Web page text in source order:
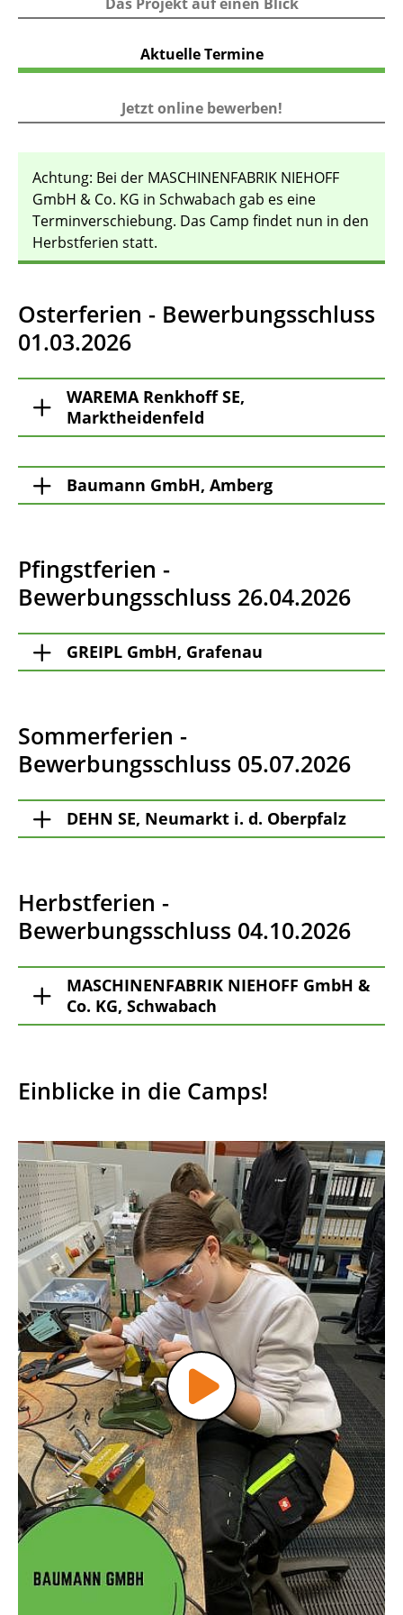
Aktuelle Termine
Jetzt online bewerben!
Achtung: Bei der MASCHINENFABRIK NIEHOFF
GmbH & Co. KG in Schwabach gab es eine
Terminverschiebung. Das Camp findet nun in den
Herbstferien statt.
Osterferien - Bewerbungsschluss
01.03.2026
WAREMA Renkhoff SE,
Marktheidenfeld
Baumann GmbH, Amberg
Pfingstferien -
Bewerbungsschluss 26.04.2026
GREIPL GmbH, Grafenau
Sommerferien -
Bewerbungsschluss 05.07.2026
DEHN SE, Neumarkt i. d. Oberpfalz
Herbstferien -
Bewerbungsschluss 04.10.2026
MASCHINENFABRIK NIEHOFF GmbH &
Co. KG, Schwabach
Einblicke in die Camps!
Video
abspielen